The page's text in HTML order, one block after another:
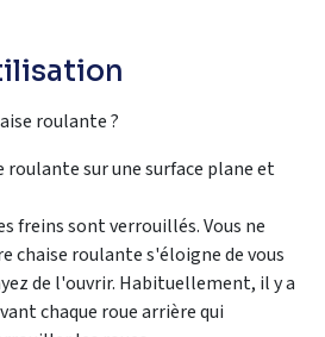
roulante ?
roulante sur une surface plane et
freins sont verrouillés. Vous ne
chaise roulante s'éloigne de vous
de l'ouvrir. Habituellement, il y a
chaque roue arrière qui